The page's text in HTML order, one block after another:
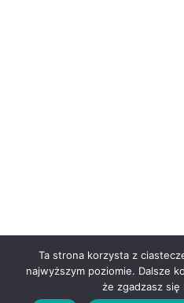
Ta strona korzysta z
najwyższym poziomie. Dalsze
że zgadzasz się